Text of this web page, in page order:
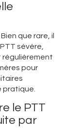
que rare, il
sévère,
régulièrement
pour
pratique.
le PTT
par